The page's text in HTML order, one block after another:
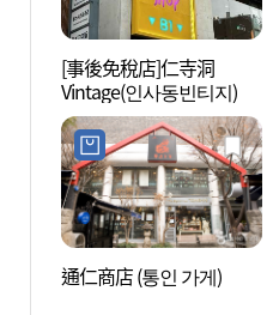
[事後免稅店]仁寺洞
Vintage(인사동빈티지)
通仁商店 (통인 가게)